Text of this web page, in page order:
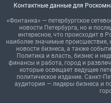
Контактные данные для
«Фонтанка» — петербургское
новости Петербурга, но и
интересное, что происходит в
наиболее значимые происшествия,
новости бизнеса, а также
Политика и власть, бизнес и
финансы и работа, город и
которые освещает ведущее
политическое издание. Санкт-
аудитория — лидеры бизнеса и